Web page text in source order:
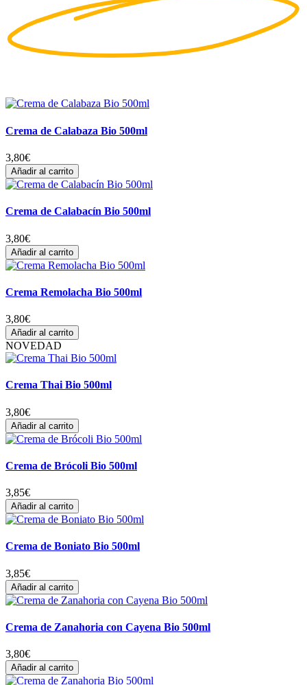
Crema de Calabaza Bio 500ml
3,80€
Añadir al carrito
Crema de Calabacín Bio 500ml
3,80€
Añadir al carrito
Crema Remolacha Bio 500ml
3,80€
Añadir al carrito
NOVEDAD
Crema Thai Bio 500ml
3,80€
Añadir al carrito
Crema de Brócoli Bio 500ml
3,85€
Añadir al carrito
Crema de Boniato Bio 500ml
3,85€
Añadir al carrito
Crema de Zanahoria con Cayena Bio 500ml
3,80€
Añadir al carrito